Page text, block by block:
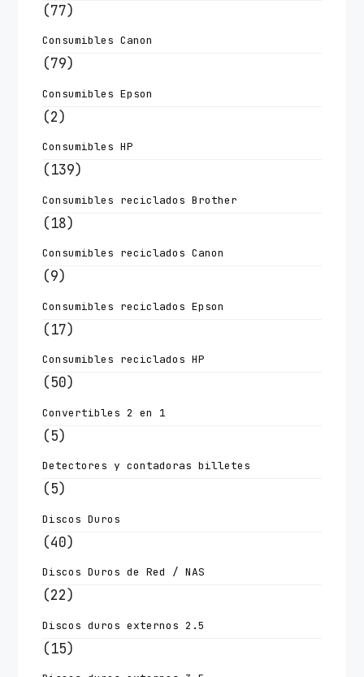
(77)
Consumibles Canon
(79)
Consumibles Epson
(2)
Consumibles HP
(139)
Consumibles reciclados Brother
(18)
Consumibles reciclados Canon
(9)
Consumibles reciclados Epson
(17)
Consumibles reciclados HP
(50)
Convertibles 2 en 1
(5)
Detectores y contadoras billetes
(5)
Discos Duros
(40)
Discos Duros de Red / NAS
(22)
Discos duros externos 2.5
(15)